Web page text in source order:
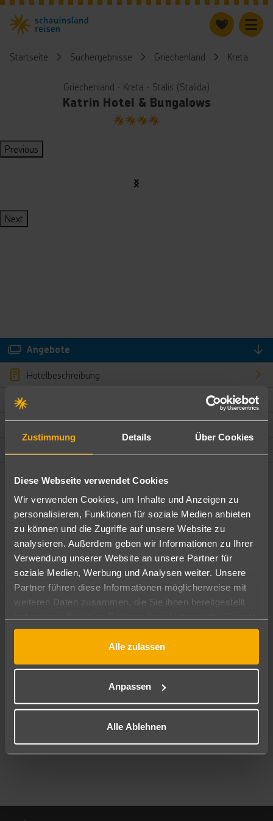
Zustimmung Details Über Cookies
Diese Webseite verwendet Cookies
Wir verwenden Cookies, um Inhalte und Anzeigen zu
personalisieren, Funktionen für soziale Medien anbieten
zu können und die Zugriffe auf unsere Website zu
analysieren. Außerdem geben wir Informationen zu Ihrer
Verwendung unserer Website an unsere Partner für
soziale Medien, Werbung und Analysen weiter. Unsere
Partner führen diese Informationen möglicherweise mit
weiteren Daten zusammen, die Sie ihnen bereitgestellt
gesammelt haben.
Alle zulassen
Anpassen
Alle Ablehnen
Startseite Suchergebnisse Griechenland Kreta
Griechenland ∙ Kreta ∙ Stalis (Stalida)
Katrin Hotel & Bungalows
4
Previous
Next
Angebote
Hotelbeschreibung
Bewertungen
Ändere die Kriterien nach deinen Wünschen
Pauschal Nur Hotel
Abflughafen
Alle Abflughäfen
09.08.26–07.08.27 7-21 Nächte
Mehr Filter anzeigen